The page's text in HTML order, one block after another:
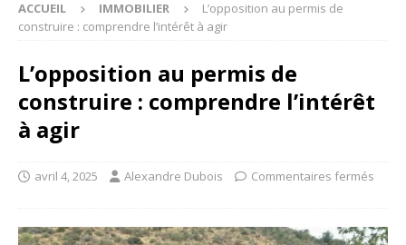
ACCUEIL IMMOBILIER
L’opposition au permis de
construire : comprendre l’intérêt à agir
L’opposition au permis de
construire : comprendre l’intérêt
à agir
avril 4, 2025 Alexandre Dubois Commentaires fermés